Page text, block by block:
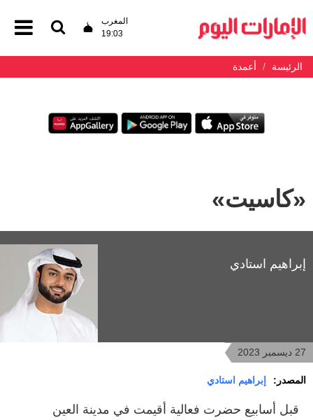
المغرب
19:03
الرئيسة أعمدة
«كاسيت»
إبراهيم استادي
27 ديسمبر 2023
المصدر: إبراهيم استادي
قبل أسابيع حضرت فعالية أقيمت في مدينة العين